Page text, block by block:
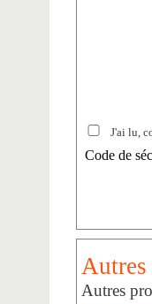
J'ai lu,
Code de
Autres
Autres